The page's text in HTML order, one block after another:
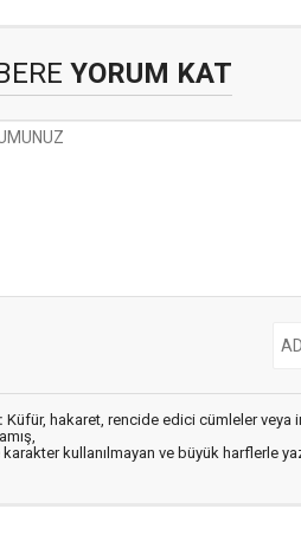
YORUM KAT
Küfür, hakaret, rencide edici cümleler veya
karakter kullanılmayan ve büyük harflerle